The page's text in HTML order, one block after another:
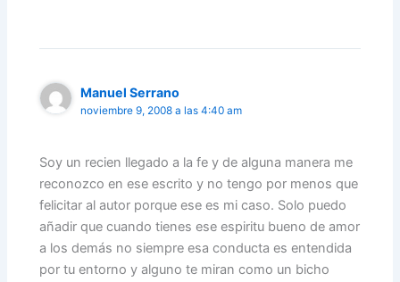
Manuel Serrano
noviembre 9, 2008 a las 4:40 am
Soy un recien llegado a la fe y de alguna manera me
reconozco en ese escrito y no tengo por menos que
felicitar al autor porque ese es mi caso. Solo puedo
añadir que cuando tienes ese espiritu bueno de amor
a los demás no siempre esa conducta es entendida
por tu entorno y alguno te miran como un bicho